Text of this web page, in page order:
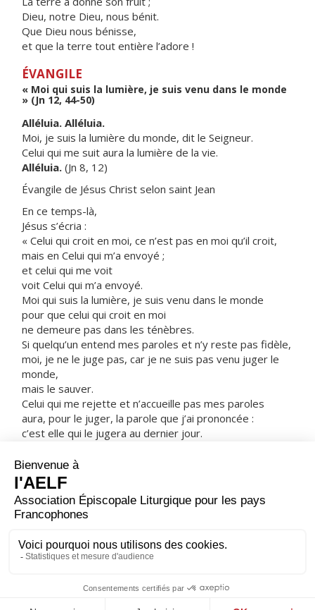
Dieu, notre Dieu, nous bénit.
Que Dieu nous bénisse,
et que la terre tout entière l’adore !
ÉVANGILE
« Moi qui suis la lumière, je suis venu dans le monde
» (Jn 12, 44-50)
Alléluia. Alléluia.
Moi, je suis la lumière du monde, dit le Seigneur.
Celui qui me suit aura la lumière de la vie.
Alléluia. (Jn 8, 12)
Évangile de Jésus Christ selon saint Jean
En ce temps-là,
Jésus s’écria :
« Celui qui croit en moi, ce n’est pas en moi qu’il croit,
mais en Celui qui m’a envoyé ;
et celui qui me voit
voit Celui qui m’a envoyé.
Moi qui suis la lumière, je suis venu dans le monde
pour que celui qui croit en moi
ne demeure pas dans les ténèbres.
Si quelqu’un entend mes paroles et n’y reste pas fidèle,
moi, je ne le juge pas, car je ne suis pas venu juger le
monde,
mais le sauver.
Celui qui me rejette et n’accueille pas mes paroles
aura, pour le juger, la parole que j’ai prononcée :
c’est elle qui le jugera au dernier jour.
le Père lui-même, qui m’a envoyé,
m’a donné son commandement
sur ce que je dois dire et déclarer ;
et je sais que son commandement est vie éternelle.
Donc, ce que je déclare,
je le déclare comme le Père me l’a dit. »
– Acclamons la Parole de Dieu.